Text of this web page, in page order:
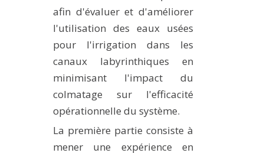
afin d'évaluer et d'améliorer
l'utilisation des eaux usées
pour l'irrigation dans les
canaux labyrinthiques en
minimisant l'impact du
colmatage sur l'efficacité
opérationnelle du système.
La première partie consiste à
mener une expérience en